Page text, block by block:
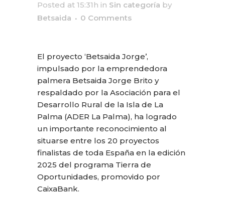
Posted at 15:31h in Sin categoría by
Betsaida
0 Comments
El proyecto ‘Betsaida Jorge’,
impulsado por la emprendedora
palmera Betsaida Jorge Brito y
respaldado por la Asociación para el
Desarrollo Rural de la Isla de La
Palma (ADER La Palma), ha logrado
un importante reconocimiento al
situarse entre los 20 proyectos
finalistas de toda España en la edición
2025 del programa Tierra de
Oportunidades, promovido por
CaixaBank.